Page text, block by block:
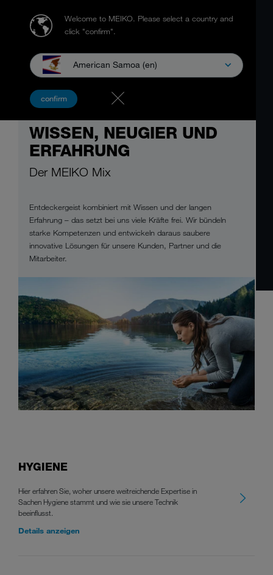
Welcome to MEIKO. Please select a country and
click "confirm".
American Samoa (en)
confirm
WISSEN, NEUGIER UND
ERFAHRUNG
Der MEIKO Mix
Entdeckergeist kombiniert mit Wissen und der langen
Erfahrung – das setzt bei uns viele Kräfte frei. Wir bündeln
starke Kompetenzen und entwickeln daraus saubere
innovative Lösungen für unsere Kunden, Partner und die
Mitarbeiter.
HYGIENE
Hier erfahren Sie, woher unsere weitreichende Expertise in
Sachen Hygiene stammt und wie sie unsere Technik
beeinflusst.
Details anzeigen